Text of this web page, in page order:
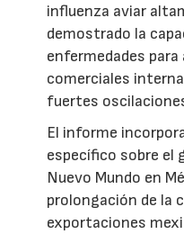
influenza aviar
demostrado la
enfermedades
comerciales
fuertes
El informe
específico sobre el
Nuevo Mundo en
prolongación de la
exportaciones